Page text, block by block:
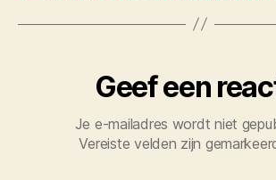
Geef een
Je e-mailadres wordt niet
Vereiste velden zijn